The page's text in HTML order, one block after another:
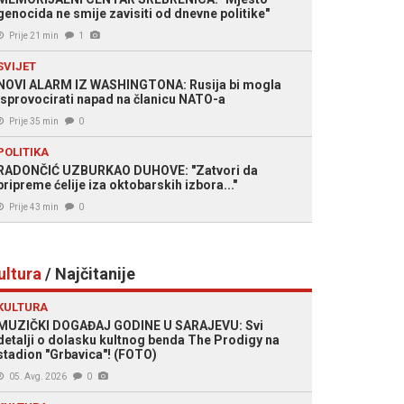
ne smije zavisiti od dnevne politike"
Prije 21 min 1
ALARM IZ WASHINGTONA: Rusija bi mogla
napad na članicu NATO-a
Prije 35 min 0
UZBURKAO DUHOVE: "Zatvori da
ćelije iza oktobarskih izbora..."
Prije 43 min 0
/ Najčitanije
DOGAĐAJ GODINE U SARAJEVU: Svi
o dolasku kultnog benda The Prodigy na
"Grbavica"! (FOTO)
05. Avg. 2026 0